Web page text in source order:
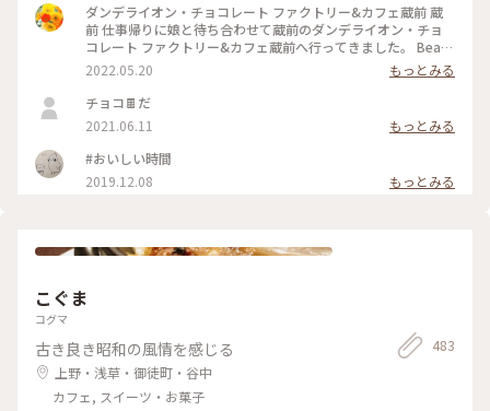
ダンデライオン・チョコレート ファクトリー&カフェ蔵前 蔵
前 仕事帰りに娘と待ち合わせて蔵前のダンデライオン・チョ
コレート ファクトリー&カフェ蔵前へ行ってきました。 Bean
to Bar（ビーントゥバー）とは、カカオ豆からチョコレートバ
ーになるまで一貫して製造を行うことだそうで（いまさら知り
ました💦）、レジ脇の硝子張りのお部屋にはカカオ豆がたくさ
んあり、右側には完成したチョコバーが綺麗に並んでいまし
た。 今日は、蔵前店限定のほうじ茶で香りづけしたホットチ
ョコレートと一番人気のスモアをたべました。 （スモア→グ
ラハムクラッカーの上にチョコレートガナッシュとマシュマロ
が乗っていて、注文を受けてから表面を焼き上げてくれます）
て、東京にはいまはここだけになってしまったのですね。 土日
前 #カフェ #まだまだ #行きたいカフェが #いっぱい
2022.05.20
もっとみる
チョコ🍫だ
2021.06.11
もっとみる
#おいしい時間
2019.12.08
もっとみる
こぐま
コグマ
古き良き昭和の風情を感じる
上野・浅草・御徒町・谷中
カフェ, スイーツ・お菓子
483